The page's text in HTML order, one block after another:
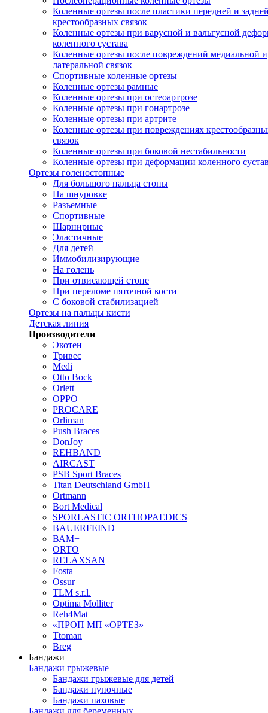
Коленные ортезы после пластики передней и
крестообразных связок
Коленные ортезы при варусной и вальгусной
коленного сустава
Коленные ортезы после повреждений медиальной и
латеральной связок
Спортивные коленные ортезы
Коленные ортезы рамные
Коленные ортезы при остеоартрозе
Коленные ортезы при гонартрозе
Коленные ортезы при артрите
Коленные ортезы при повреждениях
связок
Коленные ортезы при боковой нестабильности
Коленные ортезы при деформации коленного
Ортезы голеностопные
Для большого пальца стопы
На шнуровке
Разъемные
Спортивные
Шарнирные
Эластичные
Для детей
Иммобилизирующие
На голень
При отвисающей стопе
При переломе пяточной кости
С боковой стабилизацией
Ортезы на пальцы кисти
Детская линия
Производители
Экотен
Тривес
Medi
Otto Bock
Orlett
OPPO
PROCARE
Orliman
Push Braces
DonJoy
REHBAND
AIRCAST
PSB Sport Braces
Titan Deutschland GmbH
Ortmann
Bort Medical
SPORLASTIC ORTHOPAEDICS
BAUERFEIND
ВАМ+
ORTO
RELAXSAN
Fosta
Ossur
TLM s.r.l.
Optima Molliter
Reh4Mat
«ПРОП МП «ОРТЕЗ»
Ttoman
Breg
Бандажи
Бандажи грыжевые
Бандажи грыжевые для детей
Бандажи пупочные
Бандажи паховые
Бандажи для беременных